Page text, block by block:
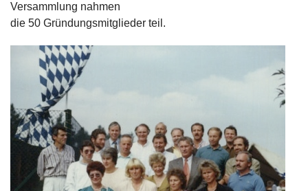
Versammlung nahmen
die 50 Gründungsmitglieder teil.